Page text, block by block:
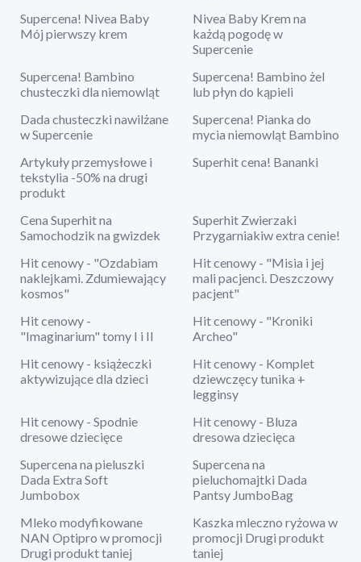
Supercena! Nivea Baby
Mój pierwszy krem
Nivea Baby Krem na
każdą pogodę w
Supercenie
Supercena! Bambino
chusteczki dla niemowląt
Supercena! Bambino żel
lub płyn do kąpieli
Dada chusteczki nawilżane
w Supercenie
Supercena! Pianka do
mycia niemowląt Bambino
Artykuły przemysłowe i
tekstylia -50% na drugi
produkt
Superhit cena! Bananki
Cena Superhit na
Samochodzik na gwizdek
Superhit Zwierzaki
Przygarniakiw extra cenie!
Hit cenowy - "Ozdabiam
naklejkami. Zdumiewający
kosmos"
Hit cenowy - "Misia i jej
mali pacjenci. Deszczowy
pacjent"
Hit cenowy -
"Imaginarium" tomy I i II
Hit cenowy - "Kroniki
Archeo"
Hit cenowy - książeczki
aktywizujące dla dzieci
Hit cenowy - Komplet
dziewczęcy tunika +
legginsy
Hit cenowy - Spodnie
dresowe dziecięce
Hit cenowy - Bluza
dresowa dziecięca
Supercena na pieluszki
Dada Extra Soft
Jumbobox
Supercena na
pieluchomajtki Dada
Pantsy JumboBag
Mleko modyfikowane
NAN Optipro w promocji
Drugi produkt taniej
Kaszka mleczno ryżowa w
promocji Drugi produkt
taniej